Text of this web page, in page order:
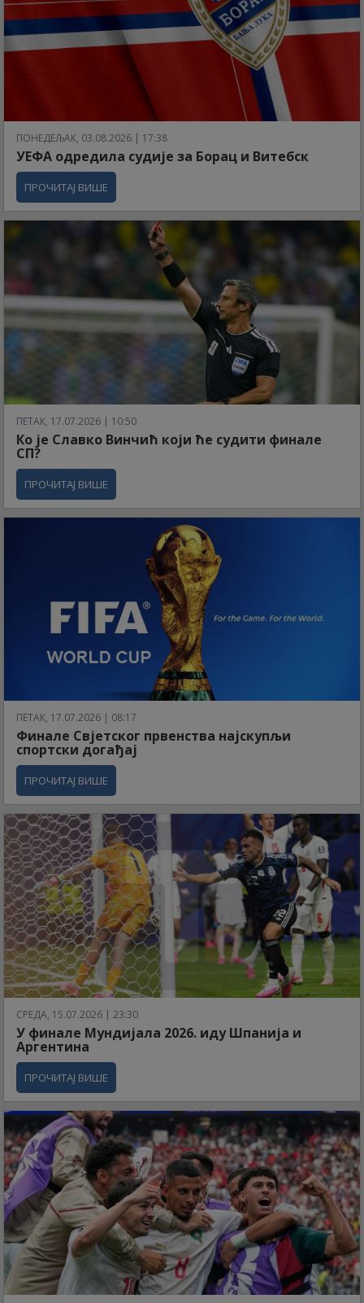
ПОНЕДЕЉАК, 03.08.2026 | 17:38
УЕФА одредила судије за Борац и Витебск
ПРОЧИТАЈ ВИШЕ
ПЕТАК, 17.07.2026 | 10:50
Ко је Славко Винчић који ће судити финале
СП?
ПРОЧИТАЈ ВИШЕ
ПЕТАК, 17.07.2026 | 08:17
Финале Свјетског првенства најскупљи
спортски догађај
ПРОЧИТАЈ ВИШЕ
СРЕДА, 15.07.2026 | 23:30
У финале Мундијала 2026. иду Шпанија и
Аргентина
ПРОЧИТАЈ ВИШЕ